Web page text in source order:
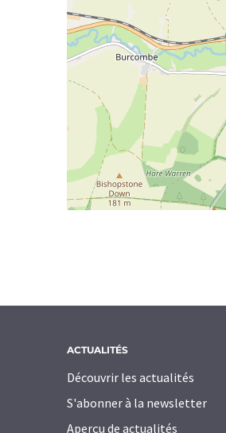
ACTUALITÉS
Découvrir les actualités
S'abonner à la newsletter
Aperçu de actualités